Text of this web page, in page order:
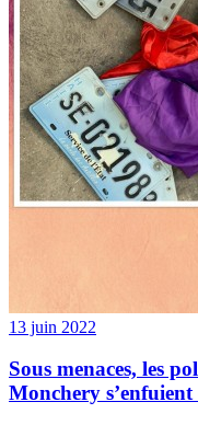
13 juin 2022
Sous menaces, les
Monchery